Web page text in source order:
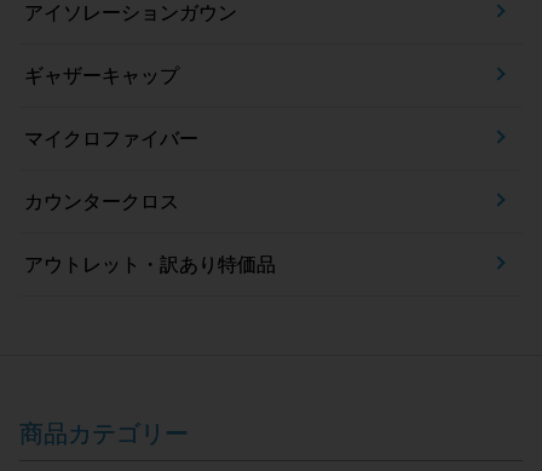
アイソレーションガウン
ギャザーキャップ
マイクロファイバー
カウンタークロス
アウトレット・訳あり特価品
商品カテゴリー